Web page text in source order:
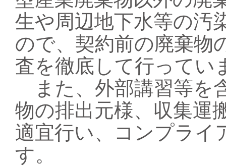
生や周辺地下水等の汚
ので、契約前の廃棄物
査を徹底して行ってい
また、外部講習等を
物の排出元様、収集運
適宜行い、コンプライ
す。